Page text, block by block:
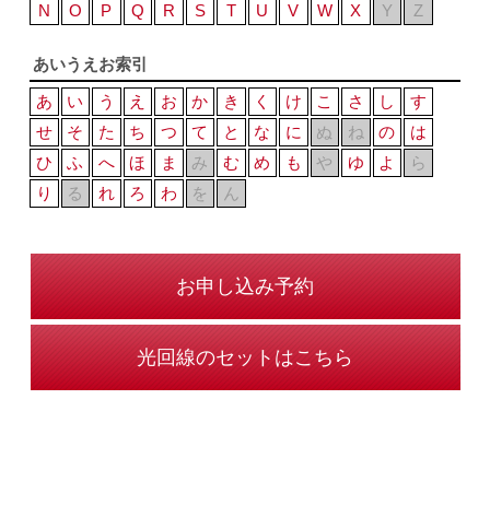
N
O P Q R S T U V W X Y Z
あいうえお索引
あ
い う え お か き く け こ さ し
す
せ
そ た ち つ て と な に ぬ ね の
は
ひ
ふ へ ほ ま み む め も や ゆ よ
ら
り
る れ ろ わ を ん
お申し込み予約
光回線のセットはこちら